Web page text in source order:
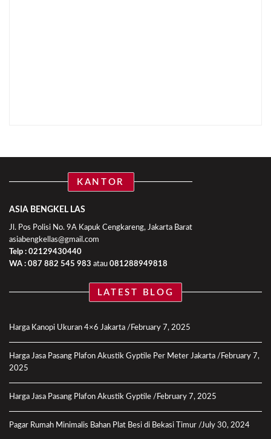
KANTOR
ASIA BENGKEL LAS
Jl. Pos Polisi No. 9A Kapuk Cengkareng, Jakarta Barat
asiabengkellas@gmail.com
Telp : 02129430440
WA : 087 882 545 983 atau 081288949818
LATEST BLOG
Harga Kanopi Ukuran 4×6 Jakarta February 7, 2025
Harga Jasa Pasang Plafon Akustik Gyptile Per Meter Jakarta
February 7,
2025
Harga Jasa Pasang Plafon Akustik Gyptile February 7, 2025
Pagar Rumah Minimalis Bahan Plat Besi di Bekasi Timur July 30, 2024